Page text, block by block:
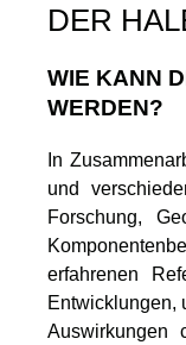
DER
WIE KANN
WERDEN?
In
und
Forschung,
erfahrenen
Entwicklungen,
Auswirkungen